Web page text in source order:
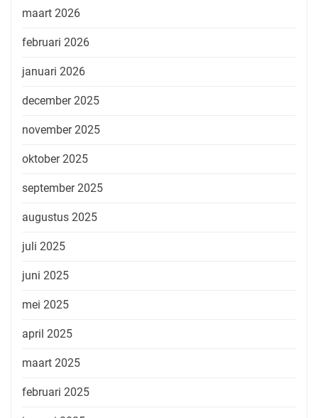
maart 2026
februari 2026
januari 2026
december 2025
november 2025
oktober 2025
september 2025
augustus 2025
juli 2025
juni 2025
mei 2025
april 2025
maart 2025
februari 2025